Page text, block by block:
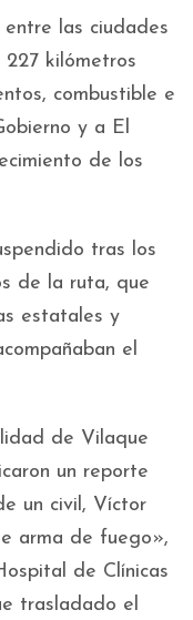
las ciudades
kilómetros
combustible e
y a El
de los
tras los
de la ruta, que
estatales y
el
de Vilaque
un reporte
un civil, Víctor
arma de fuego»,
de Clínicas
trasladado el